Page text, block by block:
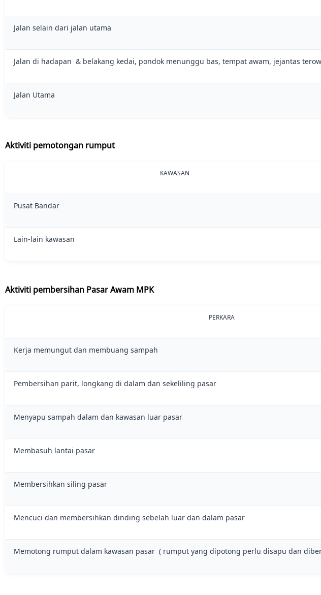
Jalan selain dari jalan utama
Jalan di hadapan & belakang kedai, pondok menunggu bas, tempat awam, jejantas
Jalan Utama
Aktiviti pemotongan rumput
KAWASAN
Pusat Bandar
Lain-lain kawasan
Aktiviti pembersihan Pasar Awam MPK
PERKARA
Kerja memungut dan membuang sampah
Pembersihan parit, longkang di dalam dan sekeliling pasar
Menyapu sampah dalam dan kawasan luar pasar
Membasuh lantai pasar
Membersihkan siling pasar
Mencuci dan membersihkan dinding sebelah luar dan dalam pasar
Memotong rumput dalam kawasan pasar ( rumput yang dipotong perlu disapu dan